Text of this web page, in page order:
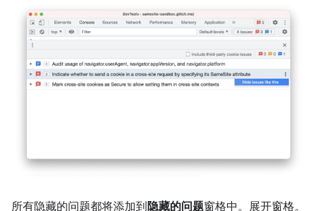
所有隐藏的问题都将添加到 隐藏的问题窗格中。展开窗格。